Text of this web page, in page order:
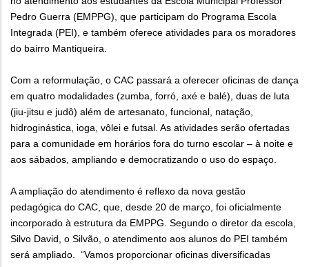
Pedro Guerra (EMPPG), que participam do Programa Escola
Integrada (PEI), e também oferece atividades para os moradores
do bairro Mantiqueira.
Com a reformulação, o CAC passará a oferecer oficinas de dança
em quatro modalidades (zumba, forró, axé e balé), duas de luta
(jiu-jitsu e judô) além de artesanato, funcional, natação,
hidroginástica, ioga, vôlei e futsal. As atividades serão ofertadas
para a comunidade em horários fora do turno escolar – à noite e
aos sábados, ampliando e democratizando o uso do espaço.
A ampliação do atendimento é reflexo da nova gestão
pedagógica do CAC, que, desde 20 de março, foi oficialmente
incorporado à estrutura da EMPPG. Segundo o diretor da escola,
Silvo David, o Silvão, o atendimento aos alunos do PEI também
será ampliado. “Vamos proporcionar oficinas diversificadas